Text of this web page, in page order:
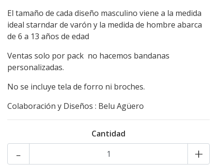
El tamaño de cada diseño masculino viene a la medida
ideal starndar de varón y la medida de hombre abarca
de 6 a 13 años de edad
Ventas solo por pack no hacemos bandanas
personalizadas.
No se incluye tela de forro ni broches.
Colaboración y Diseños : Belu Agüero
Cantidad
+
-